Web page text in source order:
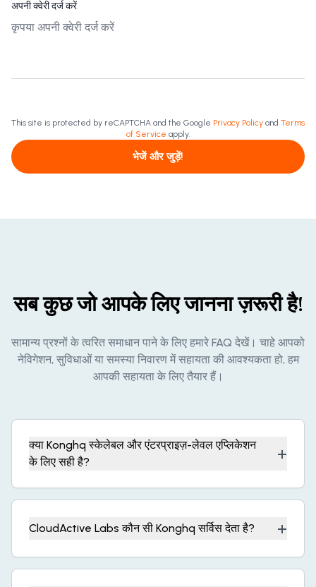
अपनी क्वेरी दर्ज करें
This site is protected by reCAPTCHA and the Google Privacy Policy and Terms
of Service apply.
भेजें और जुड़ें!
सब कुछ जो आपके लिए जानना ज़रूरी है!
सामान्य प्रश्नों के त्वरित समाधान पाने के लिए हमारे FAQ देखें। चाहे आपको
नेविगेशन, सुविधाओं या समस्या निवारण में सहायता की आवश्यकता हो, हम
आपकी सहायता के लिए तैयार हैं।
क्या Konghq स्केलेबल और एंटरप्राइज़-लेवल एप्लिकेशन
के लिए सही है?
+
CloudActive Labs कौन सी Konghq सर्विस देता है? +